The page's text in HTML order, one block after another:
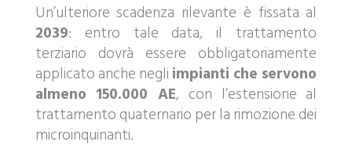
Un’ulteriore scadenza rilevante è fissata al
2039: entro tale data, il trattamento
terziario dovrà essere obbligatoriamente
applicato anche negliimpianti che servono
almeno 150.000 AE, con l’estensione al
trattamento quaternario per la rimozione dei
microinquinanti.